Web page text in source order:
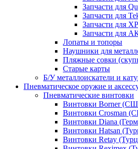
Запчасти для
Запчасти для
Запчасти для XP
Запчасти для
Лопаты и топоры
Наушники для
Пляжные совки
Старые карты
Б/У металлоискатели и
Пневматическое оружие и
Пневматические винтовки
Винтовки Borner
Винтовки Crosman
Винтовки Diana
Винтовки Hatsan
Винтовки Retay